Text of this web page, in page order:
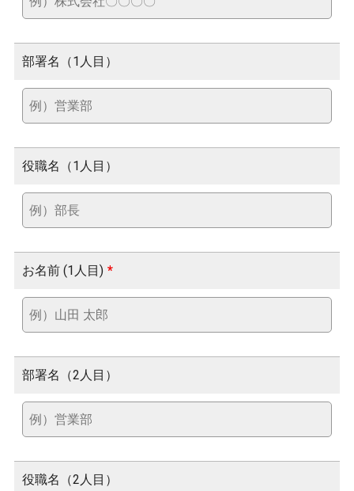
部署名（1人目）
役職名（1人目）
お名前 (1人目) *
部署名（2人目）
役職名（2人目）